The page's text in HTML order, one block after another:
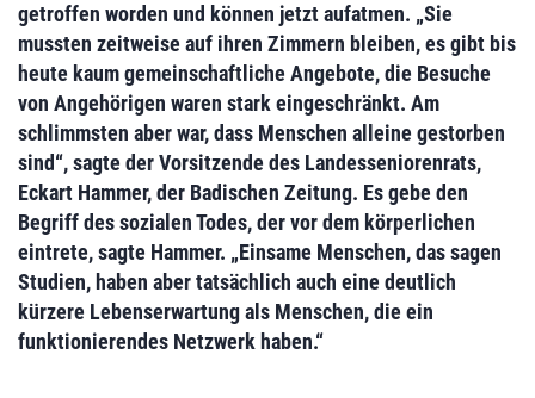
getroffen worden und können jetzt aufatmen. „Sie
mussten zeitweise auf ihren Zimmern bleiben, es gibt bis
heute kaum gemeinschaftliche Angebote, die Besuche
von Angehörigen waren stark eingeschränkt. Am
schlimmsten aber war, dass Menschen alleine gestorben
sind“, sagte der Vorsitzende des Landesseniorenrats,
Eckart Hammer, der Badischen Zeitung. Es gebe den
Begriff des sozialen Todes, der vor dem körperlichen
eintrete, sagte Hammer. „Einsame Menschen, das sagen
Studien, haben aber tatsächlich auch eine deutlich
kürzere Lebenserwartung als Menschen, die ein
funktionierendes Netzwerk haben.“